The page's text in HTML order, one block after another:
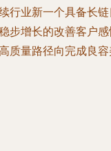
行业新一个具备长
步增长的改善客户
质量路径向完成良